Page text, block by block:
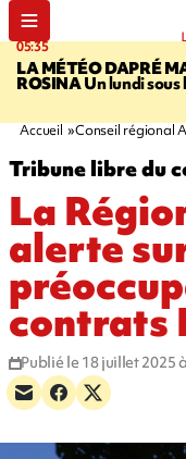
05:35
LA MÉTÉO DAPRÉ
ROSINAUn lundi sous
Accueil Conseil régional
Tribune libre du
La
alerte
contrats
Publié le 18 juillet 2025